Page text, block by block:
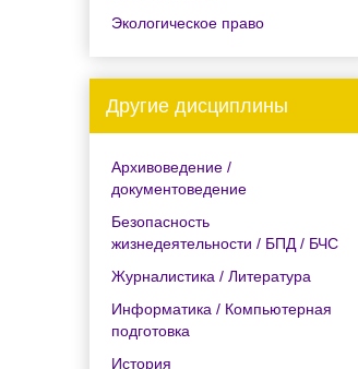
Экологическое право
Другие дисциплины
Архивоведение /
документоведение
Безопасность
жизнедеятельности / БПД / БЧС
Журналистика / Литература
Информатика / Компьютерная
подготовка
История